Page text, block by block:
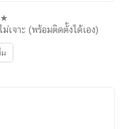
จาะ (พร้อมติดตั้งได้เอง)